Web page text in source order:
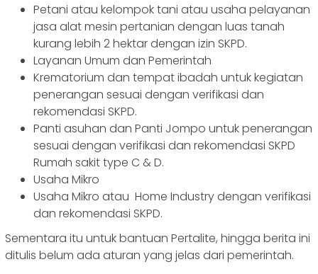
Petani atau kelompok tani atau usaha pelayanan
jasa alat mesin pertanian dengan luas tanah
kurang lebih 2 hektar dengan izin SKPD.
Layanan Umum dan Pemerintah
Krematorium dan tempat ibadah untuk kegiatan
penerangan sesuai dengan verifikasi dan
rekomendasi SKPD.
Panti asuhan dan Panti Jompo untuk penerangan
sesuai dengan verifikasi dan rekomendasi SKPD
Rumah sakit type C & D.
Usaha Mikro
Usaha Mikro atau Home Industry dengan verifikasi
dan rekomendasi SKPD.
Sementara itu untuk bantuan Pertalite, hingga berita ini
ditulis belum ada aturan yang jelas dari pemerintah.